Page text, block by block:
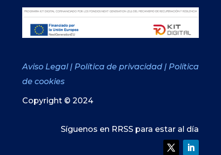
Aviso Legal | Política de privacidad | Política
de cookies
Copyright © 2024
Síguenos en RRSS para estar al día